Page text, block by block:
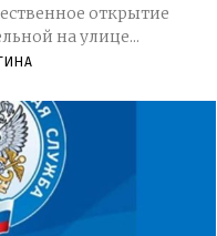
открытие
на улице...